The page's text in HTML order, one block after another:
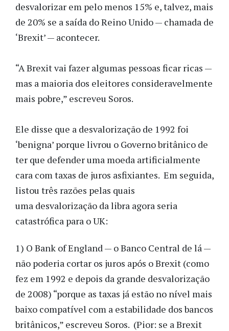
desvalorizar em pelo menos 15% e, talvez, mais
de 20% se a saída do Reino Unido — chamada de
‘Brexit’ — acontecer.
“A Brexit vai fazer algumas pessoas ficar ricas —
mas a maioria dos eleitores consideravelmente
mais pobre,” escreveu Soros.
Ele disse que a desvalorização de 1992 foi
‘benigna’ porque livrou o Governo britânico de
ter que defender uma moeda artificialmente
cara com taxas de juros asfixiantes. Em seguida,
listou três razões pelas quais
uma desvalorização da libra agora seria
catastrófica para o UK:
1) O Bank of England — o Banco Central de lá —
não poderia cortar os juros após o Brexit (como
fez em 1992 e depois da grande desvalorização
de 2008) “porque as taxas já estão no nível mais
baixo compatível com a estabilidade dos bancos
britânicos,” escreveu Soros. (Pior: se a Brexit